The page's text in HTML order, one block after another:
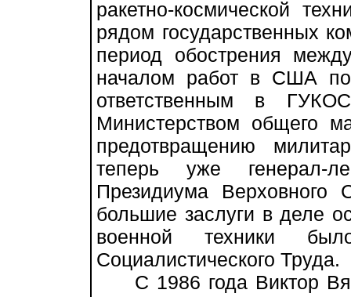
ракетно-космической
рядом государственных
период обострения
началом работ в США
ответственным в
Министерством общего
предотвращению
теперь уже генерал-
Президиума
большие заслуги в деле
военной техники
Социалистического Труда.
С 1986 года Виктор